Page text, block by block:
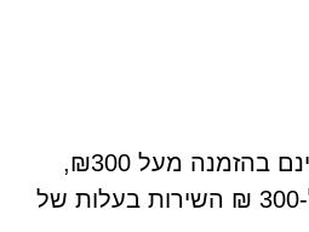
שליח עד הבית חינם בהזמנה מעל ₪300,
מתחת ל-300 ₪ השירות בעלות של